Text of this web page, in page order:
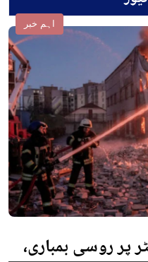
اہم خبر
پر روسی بمباری،